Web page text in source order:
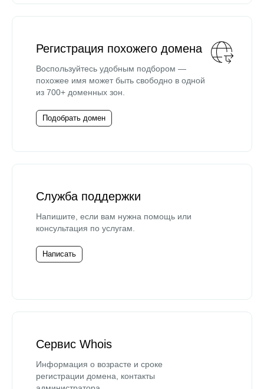
Регистрация похожего домена
Воспользуйтесь удобным подбором —
похожее имя может быть свободно в одной
из 700+ доменных зон.
Подобрать домен
Служба поддержки
Напишите, если вам нужна помощь или
консультация по услугам.
Написать
Сервис Whois
Информация о возрасте и сроке
регистрации домена, контакты